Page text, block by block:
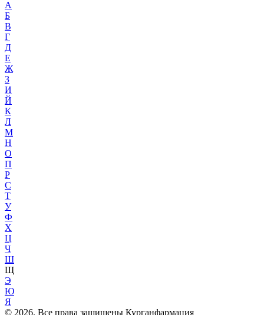
А
Б
В
Г
Д
Е
Ж
З
И
Й
К
Л
М
Н
О
П
Р
С
Т
У
Ф
Х
Ц
Ч
Ш
Щ
Э
Ю
Я
© 2026. Все права защищены Курганфармация